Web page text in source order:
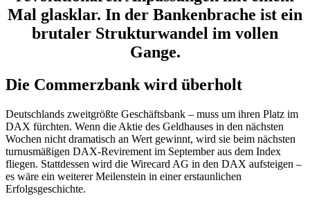
Mal glasklar. In der Bankenbrache ist ein
brutaler Strukturwandel im vollen
Gange.
Die Commerzbank wird überholt
Deutschlands zweitgrößte Geschäftsbank – muss um ihren Platz im
DAX fürchten. Wenn die Aktie des Geldhauses in den nächsten
Wochen nicht dramatisch an Wert gewinnt, wird sie beim nächsten
turnusmäßigen DAX-Revirement im September aus dem Index
fliegen. Stattdessen wird die Wirecard AG in den DAX aufsteigen –
es wäre ein weiterer Meilenstein in einer erstaunlichen
Erfolgsgeschichte.